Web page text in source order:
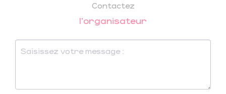
Contactez
l'organisateur